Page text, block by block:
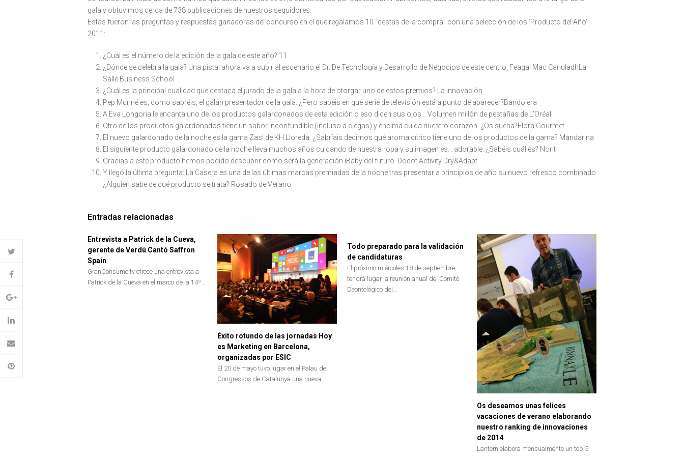
gala y obtuvimos cerca de 738 publicaciones de nuestros seguidores.
Estas fueron las preguntas y respuestas ganadoras del concurso en el que regalamos 10 “cestas de la compra” con una selección de los ‘Producto del Año’
2011:
¿Cuál es el número de la edición de la gala de este año? 11
¿Dónde se celebra la gala? Una pista: ahora va a subir al escenario el Dr. De Tecnología y Desarrollo de Negocios de este centro, Feagal Mac CanuladhLa
Salle Business School
¿Cuál es la principal cualidad que destaca el jurado de la gala a la hora de otorgar uno de estos premios? La innovación
Pep Munné es, como sabréis, el galán presentador de la gala. ¿Pero sabéis en qué serie de televisión está a punto de aparecer?Bandolera
A Eva Longoria le encanta uno de los productos galardonados de esta edición o eso dicen sus ojos… Volumen millón de pestañas de L’Oréal
Otro de los productos galardonados tiene un sabor inconfundible (incluso a ciegas) y encima cuida nuestro corazón. ¿Os suena?Flora Gourmet
El nuevo galardonado de la noche es la gama Zas! de KH Lloreda. ¿Sabríais decirnos qué aroma cítrico tiene uno de los productos de la gama? Mandarina
El siguiente producto galardonado de la noche lleva muchos años cuidando de nuestra ropa y su imagen es… adorable. ¿Sabéis cuál es? Norit
Gracias a este producto hemos podido descubrir cómo será la generación iBaby del futuro. Dodot Activity Dry&Adapt
Y llegó la última pregunta: La Casera es una de las últimas marcas premiadas de la noche tras presentar a principios de año su nuevo refresco combinado
¿Alguien sabe de qué producto se trata? Rosado de Verano
Entradas relacionadas
Entrevista a Patrick de la Cueva,
gerente de Verdú Cantó Saffron
Spain
GranConsumo.tv ofrece una entrevista a
Patrick de la Cueva en el marco de la 14ª…
Éxito rotundo de las jornadas Hoy
es Marketing en Barcelona,
organizadas por ESIC
El 20 de mayo tuvo lugar en el Palau de
Congressos de Catalunya una nueva…
Todo preparado para la validación
de candidaturas
El próximo miércoles 18 de septiembre
tendrá lugar la reunión anual del Comité
Deontológico del…
Os deseamos unas felices
vacaciones de verano elaborando
nuestro ranking de innovaciones
de 2014
Lantern elabora mensualmente un top 5